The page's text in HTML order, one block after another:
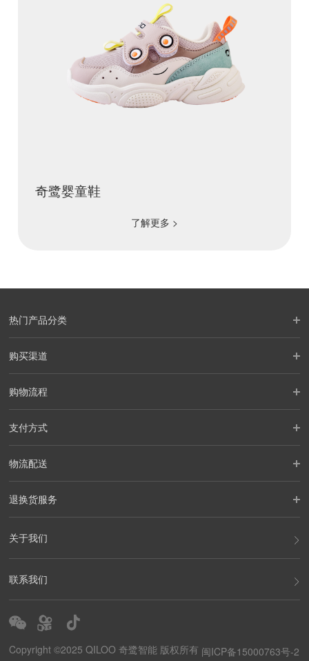
奇鹭婴童鞋
了解更多 >
热门产品分类
购买渠道
购物流程
支付方式
物流配送
退换货服务
关于我们
联系我们
Copyright ©2025 QILOO 奇鹭智能 版权所有 闽ICP备15000763号-2